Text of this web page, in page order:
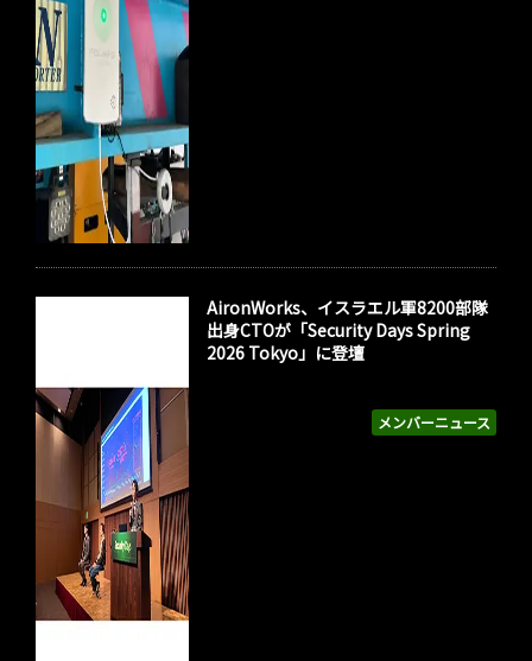
メンバーニュース
AironWorks、イスラエル軍8200部隊
出身CTOが「Security Days Spring
2026 Tokyo」に登壇